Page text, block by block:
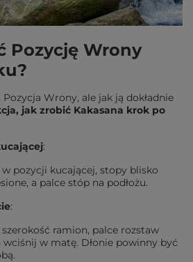
Pozycję Wrony
Wrony, ale jak ją dokładnie
jak zrobić Kakasana krok po
:
pozycji kucającej, stopy blisko
a palce stóp na podłożu.
:
szerokość ramion, palce rozstaw
w matę. Dłonie powinny być